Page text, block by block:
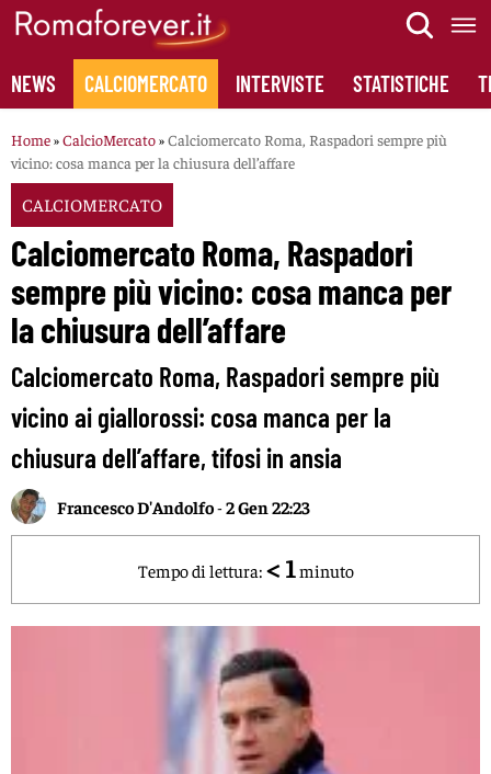
Skip
content
NEWS CALCIOMERCATO INTERVISTE STATISTICHE
Home»CalcioMercato»Calciomercato Roma, Raspadori sempre più
vicino: cosa manca per la chiusura dell’affare
CALCIOMERCATO
Calciomercato Roma, Raspadori
sempre più vicino: cosa manca per
la chiusura dell’affare
Calciomercato Roma, Raspadori sempre più
vicino ai giallorossi: cosa manca per la
chiusura dell’affare, tifosi in ansia
Francesco D'Andolfo-2 Gen 22:23
Tempo di lettura: < 1 minuto